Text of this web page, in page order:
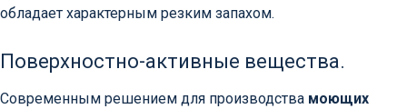
обладает характерным резким запахом.
Поверхностно-активные вещества.
Современным решением для производства моющих